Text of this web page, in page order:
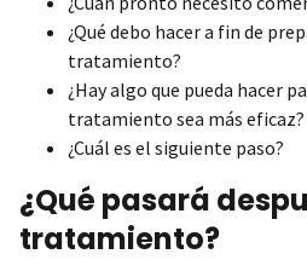
¿Qué debo hacer a fin de
tratamiento?
¿Hay algo que pueda hacer
tratamiento sea más eficaz?
¿Cuál es el siguiente paso?
¿Qué pasará
tratamiento?